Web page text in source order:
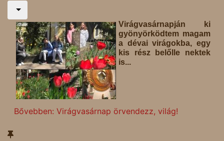
Virágvasárnapján ki
gyönyörködtem magam
a dévai virágokba, egy
kis rész belőlle nektek
is...
Bővebben: Virágvasárnap örvendezz, világ!